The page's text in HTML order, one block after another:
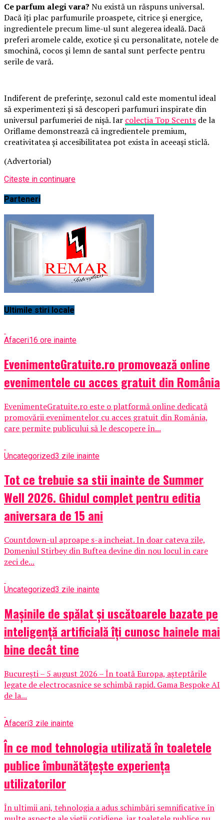
Ce parfum alegi vara? Nu există un răspuns universal.
Dacă îți plac parfumurile proaspete, citrice și energice,
ingredientele precum lime-ul sunt alegerea ideală. Dacă
preferi aromele calde, exotice și cu personalitate, notele de
smochină, cocos și lemn de santal sunt perfecte pentru
serile de vară.
Indiferent de preferințe, sezonul cald este momentul ideal
să experimentezi și să descoperi parfumuri inspirate din
universul parfumeriei de nișă. Iar colecția Top Scents de la
Oriflame demonstrează că ingredientele premium,
creativitatea și accesibilitatea pot exista în aceeași sticlă.
(Advertorial)
Citeste in continuare
Parteneri
Ultimile stiri locale
Afaceri16 ore inainte
EvenimenteGratuite.ro promovează online
evenimentele cu acces gratuit din România
EvenimenteGratuite.ro este o platformă online dedicată
promovării evenimentelor cu acces gratuit din România,
care permite publicului să le descopere în...
Uncategorized3 zile inainte
Tot ce trebuie sa stii inainte de Summer
Well 2026. Ghidul complet pentru editia
aniversara de 15 ani
Countdown-ul aproape s-a incheiat. In doar cateva zile,
Domeniul Stirbey din Buftea devine din nou locul in care
zeci de...
Uncategorized3 zile inainte
Mașinile de spălat și uscătoarele bazate pe
inteligență artificială îți cunosc hainele mai
bine decât tine
București – 5 august 2026 – În toată Europa, așteptările
legate de electrocasnice se schimbă rapid. Gama Bespoke AI
de la...
Afaceri3 zile inainte
În ce mod tehnologia utilizată în toaletele
publice îmbunătățește experiența
utilizatorilor
În ultimii ani, tehnologia a adus schimbări semnificative în